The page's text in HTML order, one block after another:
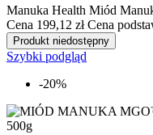
Manuka Health Miód
Cena 199,12 zł Cena
Produkt niedostępny
Szybki podgląd
-20%